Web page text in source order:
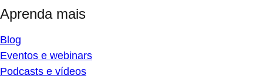
Aprenda mais
Blog
Eventos e webinars
Podcasts e vídeos